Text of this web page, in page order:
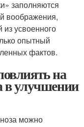
заполняются
воображения,
усвоенного
опытный
фактов.
на
в улучшении
можно